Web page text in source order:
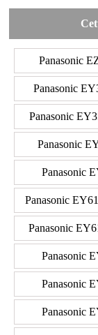
Panasonic
Panasonic
Panasonic
Panasonic
Panasonic
Panasonic
Panasonic
Panasonic
Panasonic
Panasonic